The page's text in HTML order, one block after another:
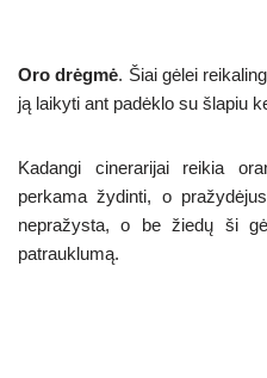
Oro drėgmė. Šiai gėlei
ją laikyti ant padėklo su šlapiu
Kadangi cinerarijai reikia
perkama žydinti, o
nepražysta, o be žiedų ši
patrauklumą.